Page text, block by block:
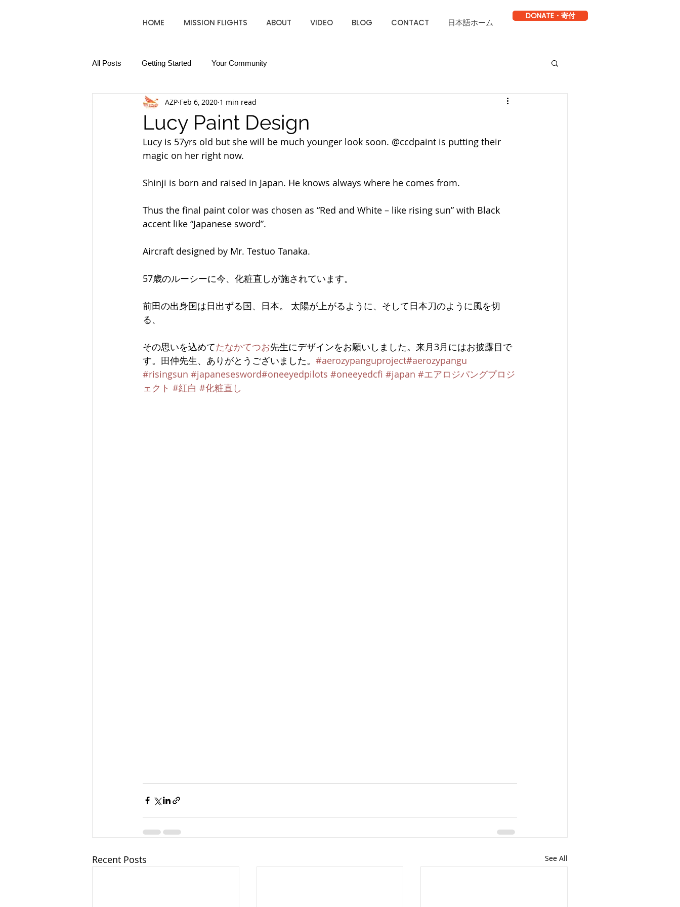
HOME MISSION FLIGHTS ABOUT VIDEO BLOG CONTACT 日本語ホーム
DONATE・寄付
All Posts Getting Started Your Community
Lucy Paint Design
AZP Feb 6, 2020 1 min read
Lucy is 57yrs old but she will be much younger look soon. @ccdpaint is putting their
magic on her right now.
Shinji is born and raised in Japan. He knows always where he comes from.
Thus the final paint color was chosen as “Red and White – like rising sun” with Black
accent like “Japanese sword”.
Aircraft designed by Mr. Testuo Tanaka.
57歳のルーシーに今、化粧直しが施されています。
前田の出身国は日出ずる国、日本。 太陽が上がるように、そして日本刀のように風を切
る、
その思いを込めてたなかてつお先生にデザインをお願いしました。来月3月にはお披露目で
す。田仲先生、ありがとうございました。 #aerozypanguproject#aerozypangu
#risingsun #japanesesword#oneeyedpilots #oneeyedcfi #japan #エアロジパングプロジ
ェクト #紅白 #化粧直し
Recent Posts See All